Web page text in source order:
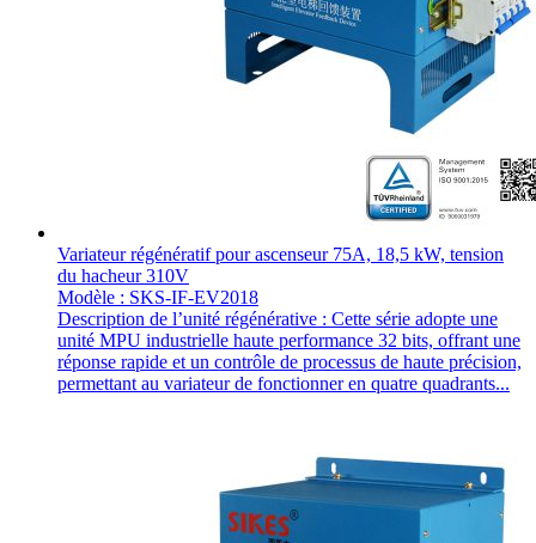
Variateur régénératif pour ascenseur 75A, 18,5 kW, tension
du hacheur 310V
Modèle : SKS-IF-EV2018
Description de l’unité régénérative : Cette série adopte une
unité MPU industrielle haute performance 32 bits, offrant une
réponse rapide et un contrôle de processus de haute précision,
permettant au variateur de fonctionner en quatre quadrants...